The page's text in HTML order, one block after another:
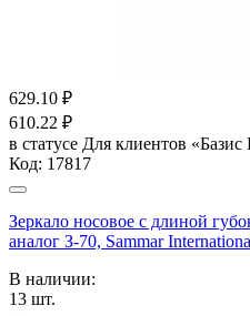
629.10 ₽
610.22 ₽
в статусе Для клиентов
Код: 17817
Зеркало носовое с длиной
аналог З-70, Sammar
В наличии:
13 шт.